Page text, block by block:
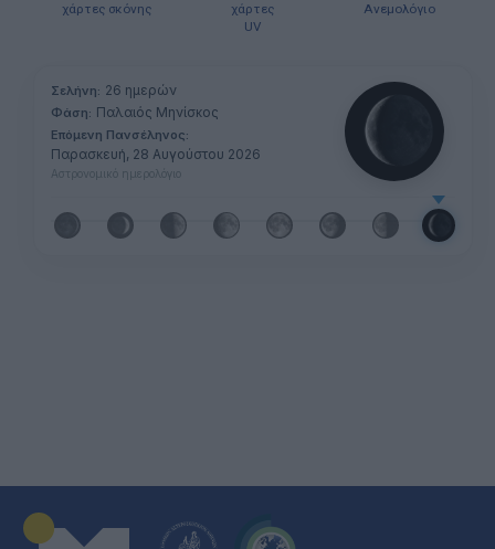
χάρτες σκόνης
χάρτες
UV
Ανεμολόγιο
Σελήνη: 26 ημερών
Φάση: Παλαιός Μηνίσκος
Επόμενη Πανσέληνος:
Παρασκευή, 28 Αυγούστου 2026
Αστρονομικό ημερολόγιο